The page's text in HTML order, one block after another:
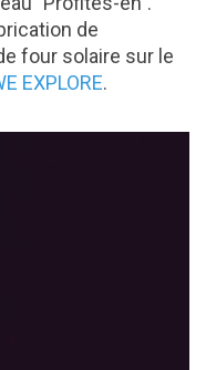
de
four solaire sur le
EXPLORE.